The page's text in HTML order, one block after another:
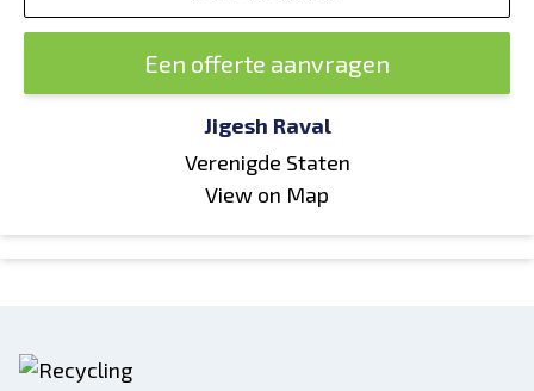
Een offerte aanvragen
Jigesh Raval
Verenigde Staten
View on Map